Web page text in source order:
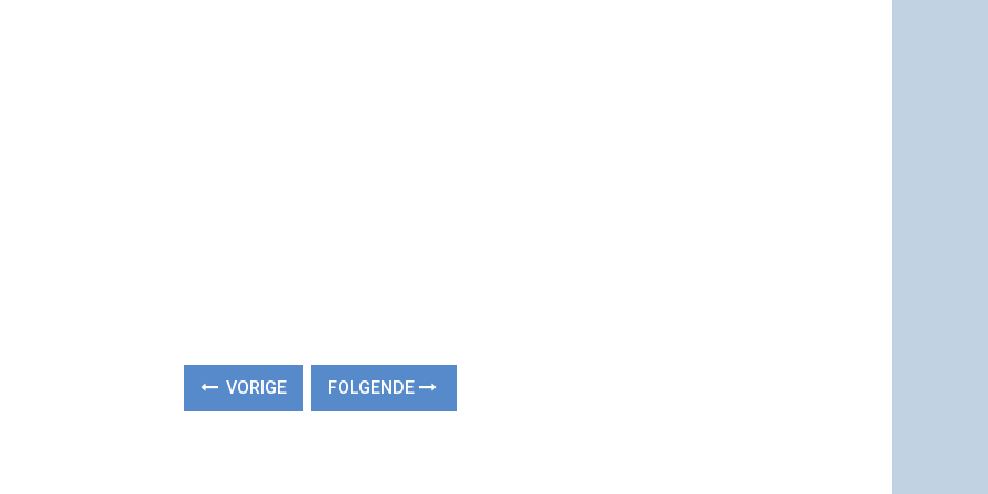
VORIGE FOLGENDE